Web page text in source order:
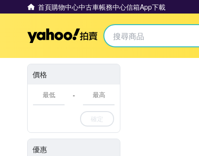
首頁購物中心中古車帳務中心信箱App下載
Yahoo拍賣
價格
-
確定
優惠